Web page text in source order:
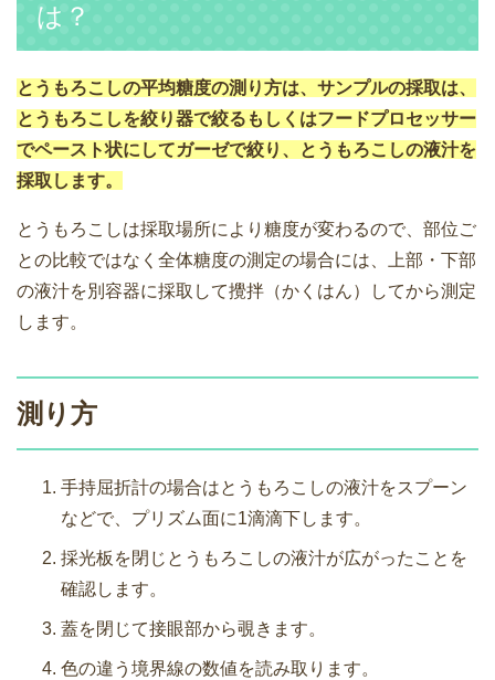
は？
とうもろこしの平均糖度の測り方は、サンプルの採取は、
とうもろこしを絞り器で絞るもしくはフードプロセッサー
でペースト状にしてガーゼで絞り、とうもろこしの液汁を
採取します。
とうもろこしは採取場所により糖度が変わるので、部位ご
との比較ではなく全体糖度の測定の場合には、上部・下部
の液汁を別容器に採取して攪拌（かくはん）してから測定
します。
測り方
手持屈折計の場合はとうもろこしの液汁をスプーン
などで、プリズム面に1滴滴下します。
採光板を閉じとうもろこしの液汁が広がったことを
確認します。
蓋を閉じて接眼部から覗きます。
色の違う境界線の数値を読み取ります。